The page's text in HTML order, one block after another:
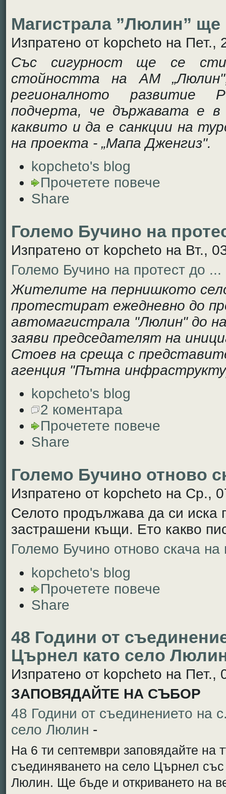
Магистрала ”Люлин” ще
Изпратено от kopcheto на Пет.,
Със сигурност ще се
стойността на АМ
регионалното развитие
подчерта, че държавата е в
каквито и да е санкции на
на проекта - „Мапа Дженгиз".
kopcheto's blog
Прочетете повече
Share
Големо Бучино на
Изпратено от kopcheto на Вт.,
Големо Бучино на протест до ...
Жителите на пернишкото
протестират ежедневно до
автомагистрала "Люлин" до
заяви председателят на
Стоев на среща с
агенция "Пътна
kopcheto's blog
2 коментара
Прочетете повече
Share
Големо Бучино отново
Изпратено от kopcheto на Ср.,
Селото продължава да си иска
застрашени къщи. Ето какво
Големо Бучино отново скача на
kopcheto's blog
Прочетете повече
Share
48 Години от
Църнел като село
Изпратено от kopcheto на Пет.,
ЗАПОВЯДАЙТЕ НА СЪБОР
48 Години от съединението на
село Люлин -
На 6 ти септември заповядайте на
съединяването на село Църнел
Люлин. Ще бъде и откриването на